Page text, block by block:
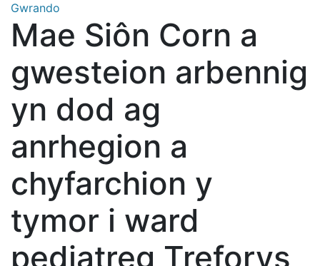
Gwrando
Mae Siôn Corn a
gwesteion arbennig
yn dod ag
anrhegion a
chyfarchion y
tymor i ward
pediatreg Treforys